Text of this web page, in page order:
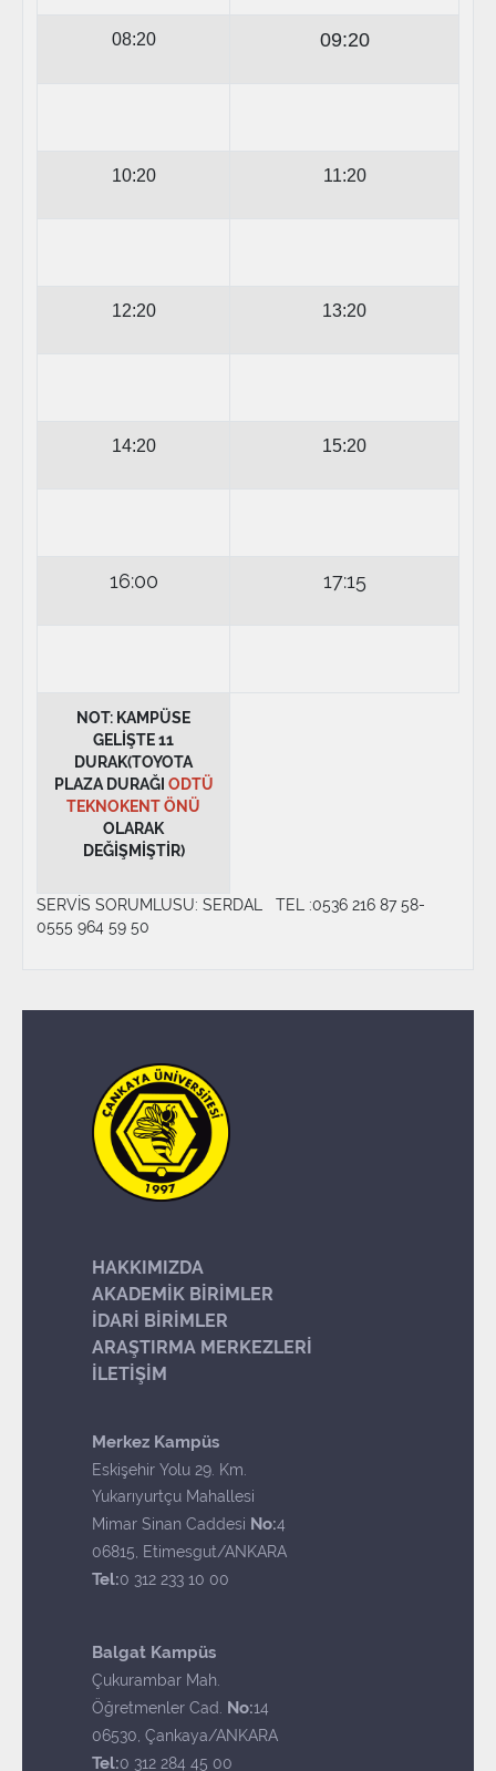
08:20 09:20
10:20 11:20
12:20 13:20
14:20 15:20
16:00 17:15
NOT: KAMPÜSE
GELİŞTE 11
DURAK(TOYOTA
PLAZA DURAĞI ODTÜ
TEKNOKENT ÖNÜ
OLARAK
DEĞİŞMİŞTİR)
SERVİS SORUMLUSU: SERDAL TEL :0536 216 87 58-
0555 964 59 50
HAKKIMIZDA
AKADEMİK BİRİMLER
İDARİ BİRİMLER
ARAŞTIRMA MERKEZLERİ
İLETİŞİM
Merkez Kampüs
Eskişehir Yolu 29. Km.
Yukarıyurtçu Mahallesi
Mimar Sinan Caddesi No:4
06815, Etimesgut/ANKARA
Tel:0 312 233 10 00
Balgat Kampüs
Çukurambar Mah.
Öğretmenler Cad. No:14
06530, Çankaya/ANKARA
Tel:0 312 284 45 00